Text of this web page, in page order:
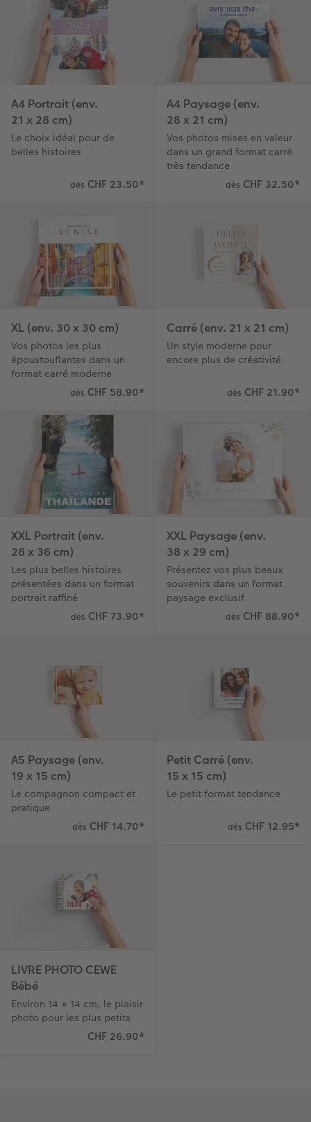
Accessoires
Conseils décoration murale
CEWE myPhotos
Boîte à friandises personnalisée
Nouveautés
A4 Portrait (env.
21 x 28 cm)
Le choix idéal pour de
belles histoires
dès CHF 23.50*
A4 Paysage (env.
28 x 21 cm)
Vos photos mises en valeur
dans un grand format carré
très tendance
dès CHF 32.50*
XL (env. 30 x 30 cm)
Vos photos les plus
époustouflantes dans un
format carré moderne
dès CHF 58.90*
Carré (env. 21 x 21 cm)
Un style moderne pour
encore plus de créativité
dès CHF 21.90*
XXL Portrait (env.
28 x 36 cm)
Les plus belles histoires
présentées dans un format
portrait raffiné
dès CHF 73.90*
XXL Paysage (env.
38 x 29 cm)
Présentez vos plus beaux
souvenirs dans un format
paysage exclusif
dès CHF 88.90*
A5 Paysage (env.
19 x 15 cm)
Le compagnon compact et
pratique
dès CHF 14.70*
Petit Carré (env.
15 x 15 cm)
Le petit format tendance
dès CHF 12.95*
LIVRE PHOTO CEWE
Bébé
Environ 14 × 14 cm, le plaisir
photo pour les plus petits
CHF 26.90*